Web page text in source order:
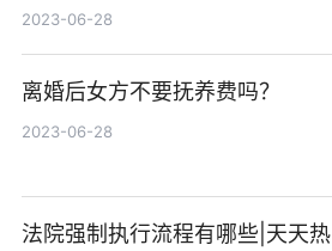
2023-06-28
离婚后女方不要抚养费吗？
2023-06-28
法院强制执行流程有哪些|天天热